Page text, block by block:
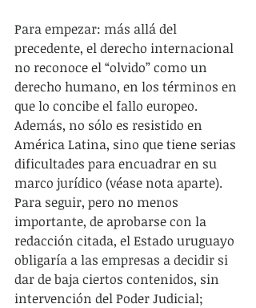
Para empezar: más allá del
precedente, el derecho internacional
no reconoce el “olvido” como un
derecho humano, en los términos en
que lo concibe el fallo europeo.
Además, no sólo es resistido en
América Latina, sino que tiene serias
dificultades para encuadrar en su
marco jurídico (véase nota aparte).
Para seguir, pero no menos
importante, de aprobarse con la
redacción citada, el Estado uruguayo
obligaría a las empresas a decidir si
dar de baja ciertos contenidos, sin
intervención del Poder Judicial;